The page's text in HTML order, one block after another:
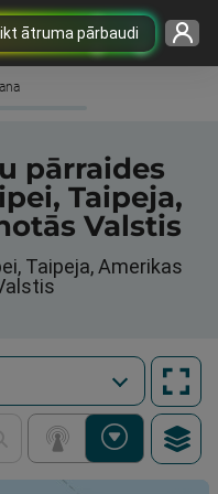
ātruma pārbaudi
pārraides
Taipeja,
Valstis
Taipeja, Amerikas